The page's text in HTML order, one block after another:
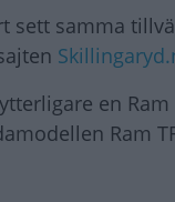
sett samma
en
Ram